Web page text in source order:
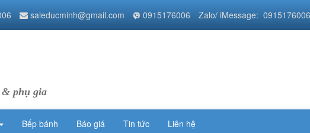
& phụ gia
Bếp bánh Báo giá Tin tức Liên hệ
saleducminh@gmail.com 0915176006 Zalo/ iMessage: 0915176006